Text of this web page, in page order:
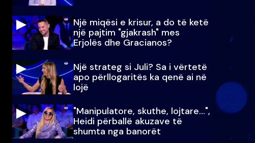
Një miqësi e krisur, a do të ketë
një pajtim "gjakrash" mes
Erjolës dhe Gracianos?
Një strateg si Juli? Sa i vërtetë
apo përllogaritës ka qenë ai në
lojë
"Manipulatore, skuthe, lojtare...",
Heidi përballë akuzave të
shumta nga banorët